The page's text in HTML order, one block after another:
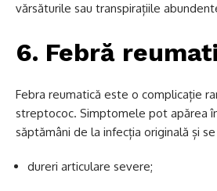
vărsăturile sau transpirațiile
6. Febră
Febra reumatică este o complicație
streptococ. Simptomele pot apărea
săptămâni de la infecția originală și
dureri articulare severe;